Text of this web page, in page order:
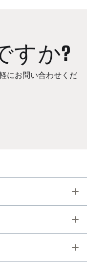
すか?
にお問い合わせくだ